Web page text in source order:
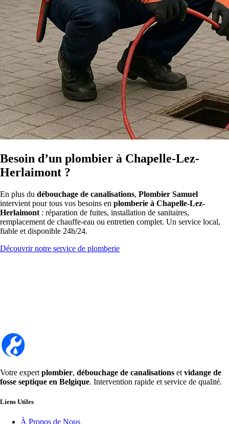
Besoin d’un plombier à Chapelle-Lez-
Herlaimont ?
En plus du débouchage de canalisations, Plombier Samuel
intervient pour tous vos besoins en plomberie à Chapelle-Lez-
Herlaimont : réparation de fuites, installation de sanitaires,
remplacement de chauffe-eau ou entretien complet. Un service local,
fiable et disponible 24h/24.
Découvrir notre service de plomberie
Votre expert plombier, débouchage de canalisations et vidange de
fosse septique en Belgique. Intervention rapide et service de qualité.
Liens Utiles
À Propos de Nous